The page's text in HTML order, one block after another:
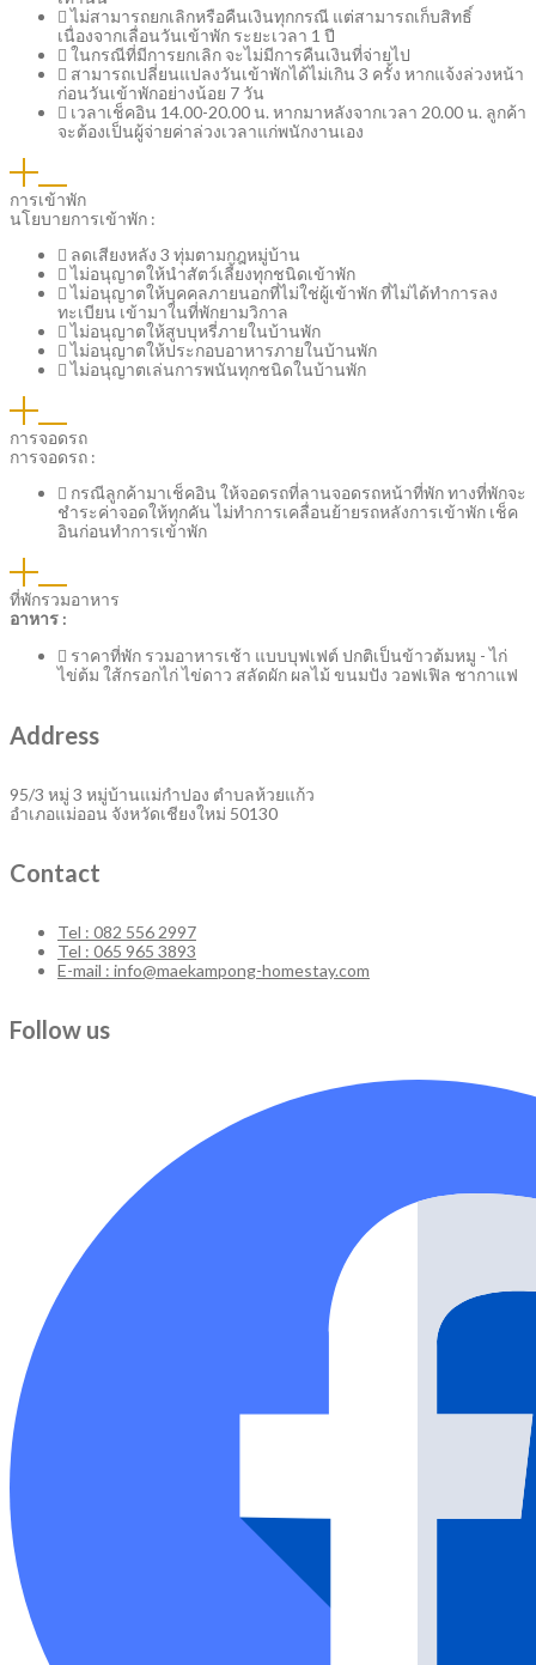
ไม่สามารถยกเลิกหรือคืนเงินทุกกรณี แต่สามารถเก็บสิทธิ์
เนื่องจากเลื่อนวันเข้าพัก ระยะเวลา 1 ปี
ในกรณีที่มีการยกเลิก จะไม่มีการคืนเงินที่จ่ายไป
สามารถเปลี่ยนแปลงวันเข้าพักได้ไม่เกิน 3 ครั้ง หากแจ้งล่วงหน้า
ก่อนวันเข้าพักอย่างน้อย 7 วัน
เวลาเช็คอิน 14.00-20.00 น. หากมาหลังจากเวลา 20.00 น. ลูกค้า
จะต้องเป็นผู้จ่ายค่าล่วงเวลาแก่พนักงานเอง
การเข้าพัก
นโยบายการเข้าพัก :
ลดเสียงหลัง 3 ทุ่มตามกฎหมู่บ้าน
ไม่อนุญาตให้นำสัตว์เลี้ยงทุกชนิดเข้าพัก
ไม่อนุญาตให้บุคคลภายนอกที่ไม่ใช่ผู้เข้าพัก ที่ไม่ได้ทำการลง
ทะเบียน เข้ามาในที่พักยามวิกาล
ไม่อนุญาตให้สูบบุหรี่ภายในบ้านพัก
ไม่อนุญาตให้ประกอบอาหารภายในบ้านพัก
ไม่อนุญาตเล่นการพนันทุกชนิดในบ้านพัก
การจอดรถ
การจอดรถ :
กรณีลูกค้ามาเช็คอิน ให้จอดรถที่ลานจอดรถหน้าที่พัก ทางที่พักจะ
ชำระค่าจอดให้ทุกคัน ไม่ทำการเคลื่อนย้ายรถหลังการเข้าพัก เช็ค
อินก่อนทำการเข้าพัก
ที่พักรวมอาหาร
อาหาร :
ราคาที่พัก รวมอาหารเช้า แบบบุฟเฟต์ ปกติเป็นข้าวต้มหมู - ไก่
ไข่ต้ม ใส้กรอกไก่ ไข่ดาว สลัดผัก ผลไม้ ขนมปัง วอฟเฟิล ชากาแฟ
Address
95/3 หมู่ 3 หมู่บ้านแม่กำปอง ตำบลห้วยแก้ว
อำเภอแม่ออน จังหวัดเชียงใหม่ 50130
Contact
Tel : 082 556 2997
Tel : 065 965 3893
E-mail : info@maekampong-homestay.com
Follow us